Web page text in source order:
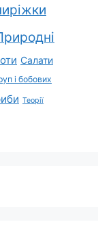
Салати
і бобових
Теорії